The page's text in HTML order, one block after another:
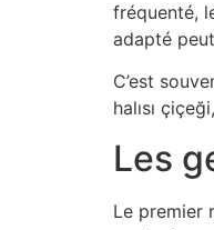
fréquenté,
adapté
C’est
halısı
Les
Le premier